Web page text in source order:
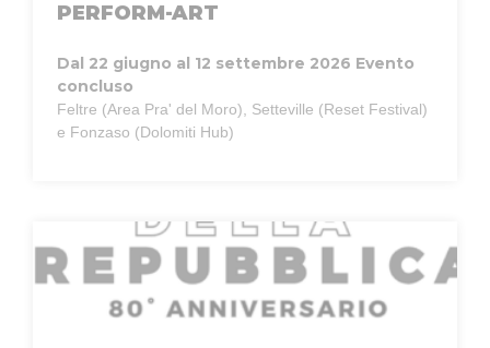
PERFORM-ART
Dal 22 giugno al 12 settembre 2026 Evento
concluso
Feltre (Area Pra' del Moro), Setteville (Reset Festival)
e Fonzaso (Dolomiti Hub)